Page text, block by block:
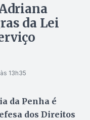
da Lei
13h35
da Penha é
dos Direitos